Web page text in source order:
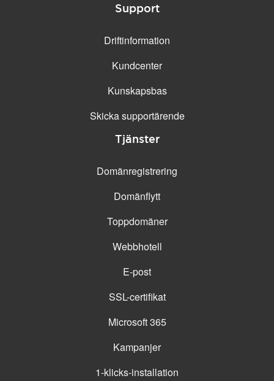
Support
Driftinformation
Kundcenter
Kunskapsbas
Skicka supportärende
Tjänster
Domänregistrering
Domänflytt
Toppdomäner
Webbhotell
E-post
SSL-certifikat
Microsoft 365
Kampanjer
1-klicks-installation